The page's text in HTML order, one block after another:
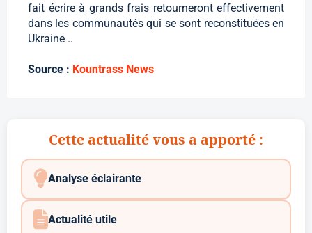
fait écrire à grands frais retourneront effectivement
dans les communautés qui se sont reconstituées en
Ukraine ..
Source : Kountrass News
Cette actualité vous a apporté :
Analyse éclairante
Actualité utile